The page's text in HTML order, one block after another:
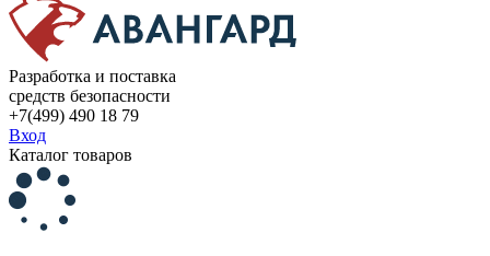
Разработка и поставка
средств безопасности
+7(499) 490 18 79
Вход
Каталог товаров